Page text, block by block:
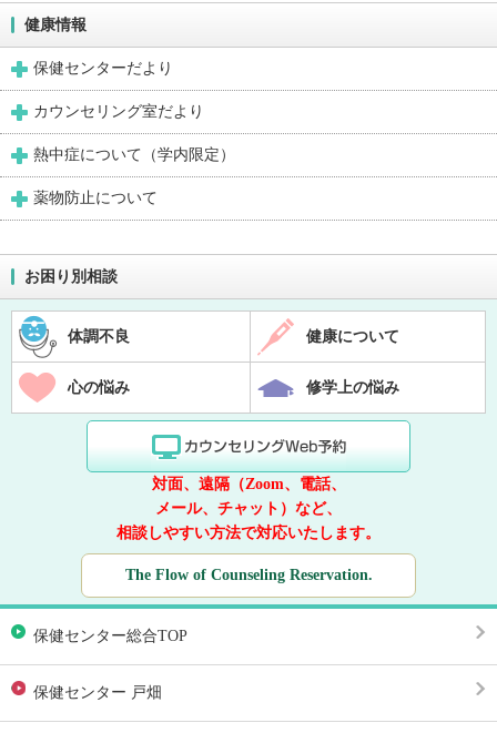
健康情報
保健センターだより
カウンセリング室だより
熱中症について（学内限定）
薬物防止について
お困り別相談
体調不良 健康について
心の悩み 修学上の悩み
対面、遠隔（Zoom、電話、
メール、チャット）など、
相談しやすい方法で対応いたします。
The Flow of Counseling Reservation.
保健センター総合TOP
保健センター 戸畑